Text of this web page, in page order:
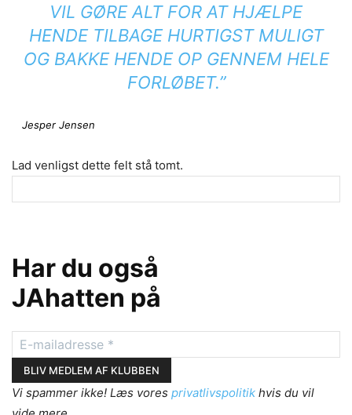
VIL GØRE ALT FOR AT HJÆLPE
HENDE TILBAGE HURTIGST MULIGT
OG BAKKE HENDE OP GENNEM HELE
FORLØBET.”
Jesper Jensen
Lad venligst dette felt stå tomt.
Har du også
JAhatten på
Vi spammer ikke! Læs vores privatlivspolitik hvis du vil